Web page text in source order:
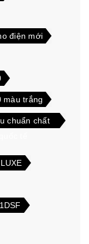
điện mới
màu trắng
chuẩn chất
tế